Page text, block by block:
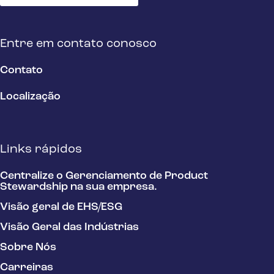
Entre em contato conosco
Contato
Localização
Links rápidos
Centralize o Gerenciamento de Product
Stewardship na sua empresa.
Visão geral de EHS/ESG
Visão Geral das Indústrias
Sobre Nós
Carreiras